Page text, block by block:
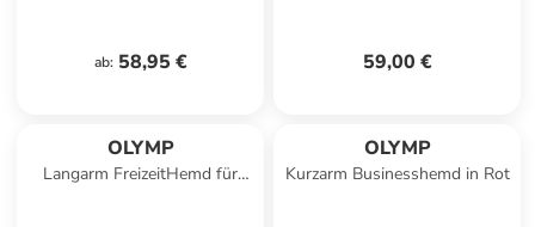
ab: 58,95 € 59,00 €
OLYMP
Langarm FreizeitHemd für
OLYMP
Kurzarm Businesshemd in Rot